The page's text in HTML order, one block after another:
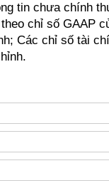
tin chưa chính
chỉ số GAAP
Các chỉ số tài